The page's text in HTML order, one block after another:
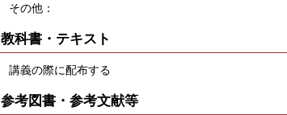
その他：
教科書・テキスト
講義の際に配布する
参考図書・参考文献等